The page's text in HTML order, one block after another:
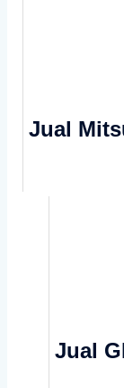
Jual
Jual